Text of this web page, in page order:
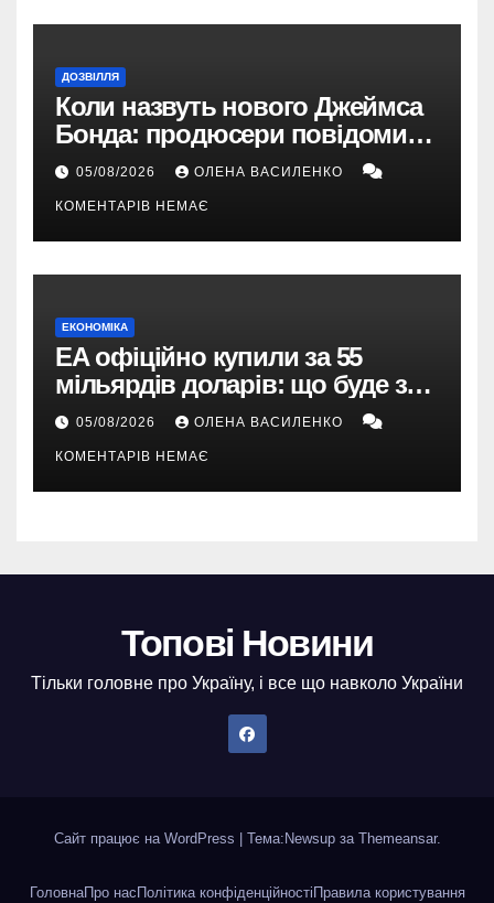
ДОЗВІЛЛЯ
Коли назвуть нового Джеймса
Бонда: продюсери повідомили
про терміни кастингу
05/08/2026 ОЛЕНА ВАСИЛЕНКО
КОМЕНТАРІВ НЕМАЄ
ЕКОНОМІКА
EA офіційно купили за 55
мільярдів доларів: що буде з
EA Sports FC, Battlefield і The
05/08/2026 ОЛЕНА ВАСИЛЕНКО
КОМЕНТАРІВ НЕМАЄ
Топові Новини
Тільки головне про Україну, і все що навколо України
Сайт працює на WordPress Тема: Newsupза Themeansar.
ГоловнаПро насПолітика конфіденційностіПравила користування